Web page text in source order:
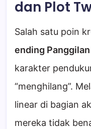
dan Plot
Salah satu poin
ending
karakter
“menghilang”.
linear di bagian
mereka tidak